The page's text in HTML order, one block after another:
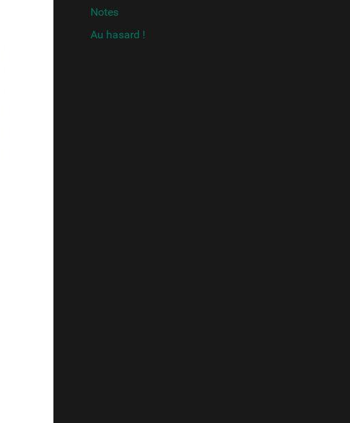
Notes
Au hasard !